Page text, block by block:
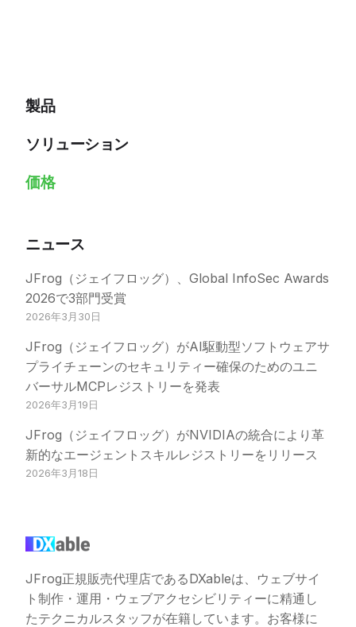
製品
ソリューション
価格
ニュース
JFrog（ジェイフロッグ）、Global InfoSec Awards
2026で3部門受賞
2026年3月30日
JFrog（ジェイフロッグ）がAI駆動型ソフトウェアサ
プライチェーンのセキュリティー確保のためのユニ
バーサルMCPレジストリーを発表
2026年3月19日
JFrog（ジェイフロッグ）がNVIDIAの統合により革
新的なエージェントスキルレジストリーをリリース
2026年3月18日
JFrog正規販売代理店であるDXableは、ウェブサイ
ト制作・運用・ウェブアクセシビリティーに精通し
たテクニカルスタッフが在籍しています。お客様に